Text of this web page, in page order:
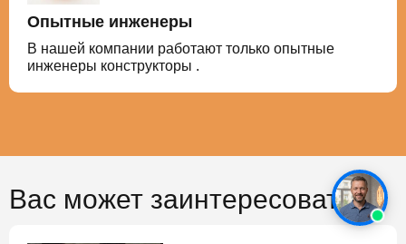
Опытные инженеры
В нашей компании работают только опытные
инженеры конструкторы .
Вас может заинтересовать